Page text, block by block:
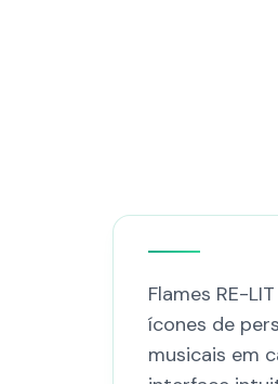
Flames RE-
ícones de
musicais em